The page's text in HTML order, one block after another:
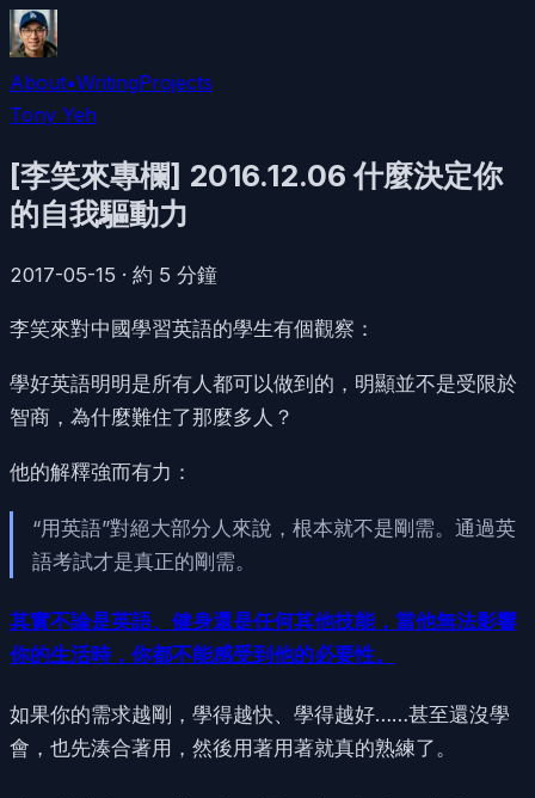
About•WritingProjects
Tony Yeh
[李笑來專欄] 2016.12.06 什麼決定你
的自我驅動力
2017-05-15 · 約 5 分鐘
李笑來對中國學習英語的學生有個觀察：
學好英語明明是所有人都可以做到的，明顯並不是受限於
智商，為什麼難住了那麼多人？
他的解釋強而有力：
“用英語”對絕大部分人來說，根本就不是剛需。通過英
語考試才是真正的剛需。
其實不論是英語、健身還是任何其他技能，當他無法影響
你的生活時，你都不能感受到他的必要性。
如果你的需求越剛，學得越快、學得越好……甚至還沒學
會，也先湊合著用，然後用著用著就真的熟練了。